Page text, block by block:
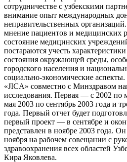
сотрудничестве с узбекскими
внимание опыт международных
неправительственных
мнение пациентов и медицинских
состояние медицинских
постараются учесть
состояния окружающей среды,
городского населения и
социально-экономические аспекты.
«JICA» совместно с Минздравом
исследования. Первая — с 2002 по
мая 2003 по сентябрь 2003 года и
года. Первый отчет будет
первый проект — в сентябре и
представлен в ноябре 2003 года.
ноября на рабочем совещании с
здравоохранения всех областей
Кира Яковлева.